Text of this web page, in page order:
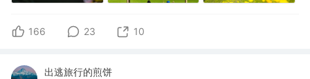
166 23 10
出逃旅行的煎饼